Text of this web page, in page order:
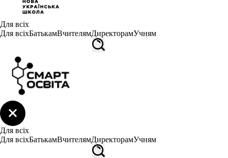
Для всіх
Для всіхБатькамВчителямДиректорамУчням
Для всіх
Для всіхБатькамВчителямДиректорамУчням